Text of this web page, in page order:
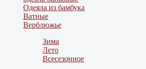
Одеяла из бамбука
Ватные
Верблюжье
Зима
Лето
Всесезонное